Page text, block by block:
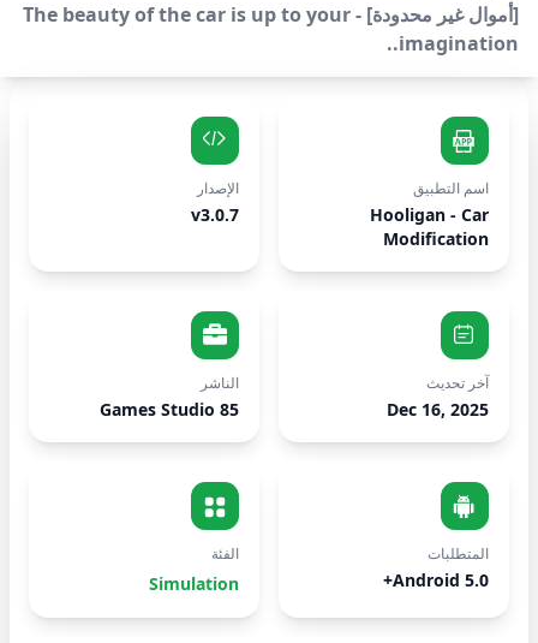
[أموال غير محدودة] - The beauty of the car is up to your
imagination..
اسم التطبيق
Hooligan - Car
Modification
الإصدار
v3.0.7
آخر تحديث
Dec 16, 2025
الناشر
85 Games Studio
المتطلبات
Android 5.0+
الفئة
Simulation